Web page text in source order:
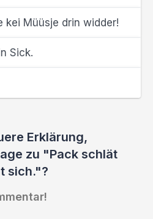
kei Müüsje drin widder!
Sick.
Erklärung,
zu "Pack schlät
sich."?